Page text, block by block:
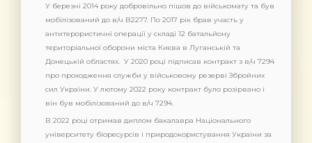
У березні 2014 року добровільно пішов до військомату та був
мобілізований до в/ч В2277. По 2017 рік брав участь у
антитерористичні операції у складі 12 батальйону
територіальної оборони міста Києва в Луганській та
Донецькій областях. У 2020 році підписав контракт з в/ч 7294
про проходження служби у військовому резерві Збройних
сил України. У лютому 2022 року контракт було розірвано і
він був мобілізований до в/ч 7294.
В 2022 році отримав диплом бакалавра Національного
університету біоресурсів і природокористування України за